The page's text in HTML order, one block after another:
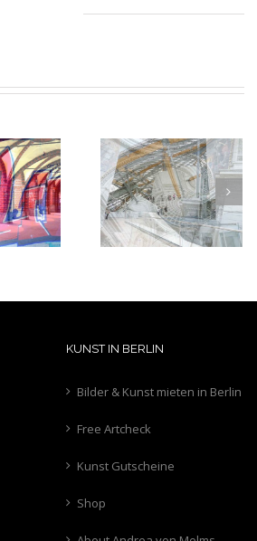
Louisflow
Berliner
Hinterhöfe
hochtief
KUNST IN BERLIN
Bilder & Kunst mieten in Berlin
Free Artcheck
Kunst Gutscheine
Shop